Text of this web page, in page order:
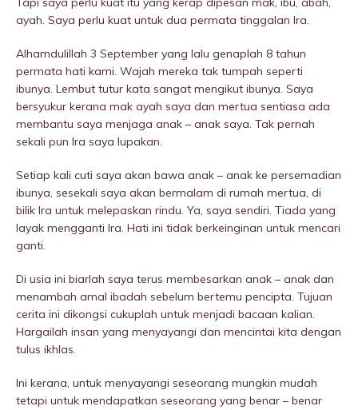
ayah. Saya perlu kuat untuk dua permata tinggalan Ira.
Alhamdulillah 3 September yang lalu genaplah 8 tahun
permata hati kami. Wajah mereka tak tumpah seperti
ibunya. Lembut tutur kata sangat mengikut ibunya. Saya
bersyukur kerana mak ayah saya dan mertua sentiasa ada
membantu saya menjaga anak – anak saya. Tak pernah
sekali pun Ira saya lupakan.
Setiap kali cuti saya akan bawa anak – anak ke persemadian
ibunya, sesekali saya akan bermalam di rumah mertua, di
bilik Ira untuk melepaskan rindu. Ya, saya sendiri. Tiada yang
layak mengganti Ira. Hati ini tidak berkeinginan untuk mencari
ganti.
Di usia ini biarlah saya terus membesarkan anak – anak dan
menambah amal ibadah sebelum bertemu pencipta. Tujuan
cerita ini dikongsi cukuplah untuk menjadi bacaan kalian.
Hargailah insan yang menyayangi dan mencintai kita dengan
tulus ikhlas.
Ini kerana, untuk menyayangi seseorang mungkin mudah
tetapi untuk mendapatkan seseorang yang benar – benar